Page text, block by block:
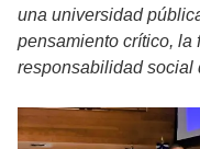
una universidad
pensamiento crítico, la
responsabilidad social